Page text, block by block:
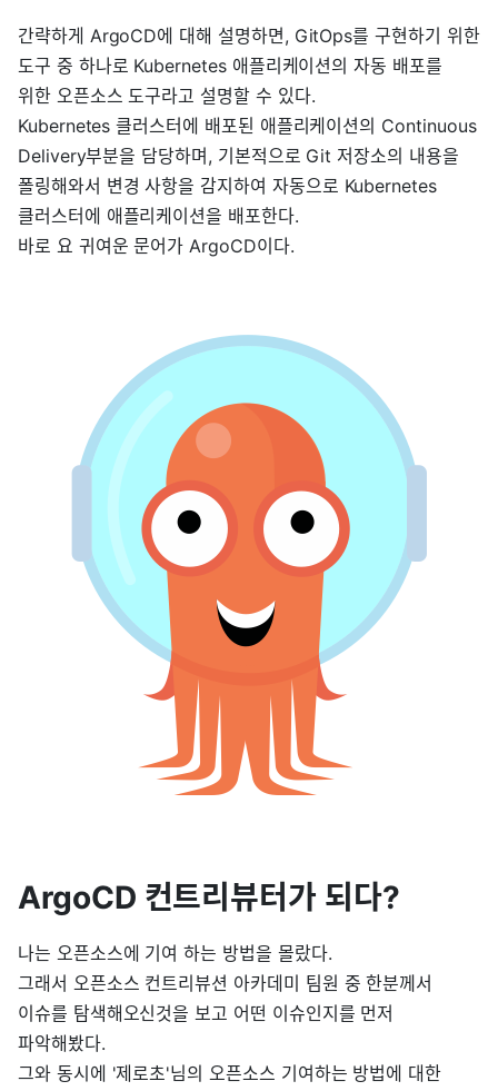
간략하게 ArgoCD에 대해 설명하면, GitOps를 구현하기 위한
도구 중 하나로 Kubernetes 애플리케이션의 자동 배포를
위한 오픈소스 도구라고 설명할 수 있다.
Kubernetes 클러스터에 배포된 애플리케이션의 Continuous
Delivery부분을 담당하며, 기본적으로 Git 저장소의 내용을
폴링해와서 변경 사항을 감지하여 자동으로 Kubernetes
클러스터에 애플리케이션을 배포한다.
바로 요 귀여운 문어가 ArgoCD이다.
ArgoCD 컨트리뷰터가 되다?
나는 오픈소스에 기여 하는 방법을 몰랐다.
그래서 오픈소스 컨트리뷰션 아카데미 팀원 중 한분께서
이슈를 탐색해오신것을 보고 어떤 이슈인지를 먼저
파악해봤다.
그와 동시에 '제로초'님의 오픈소스 기여하는 방법에 대한